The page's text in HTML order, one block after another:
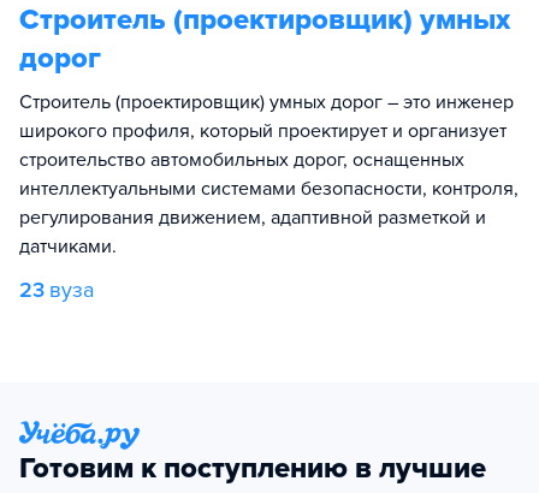
Строитель (проектировщик) умных
дорог
Строитель (проектировщик) умных дорог – это инженер
широкого профиля, который проектирует и организует
строительство автомобильных дорог, оснащенных
интеллектуальными системами безопасности, контроля,
регулирования движением, адаптивной разметкой и
датчиками.
23 вуза
Готовим к поступлению в лучшие